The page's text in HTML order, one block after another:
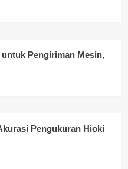
Pengiriman Mesin,
Pengukuran Hioki